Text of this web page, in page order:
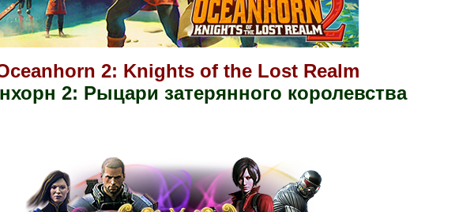
2: Knights of the Lost Realm
2: Рыцари затерянного королевства